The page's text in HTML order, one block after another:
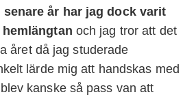
senare år har jag dock varit
och jag tror att det
året då jag studerade
lärde mig att handskas med
kanske så pass van att